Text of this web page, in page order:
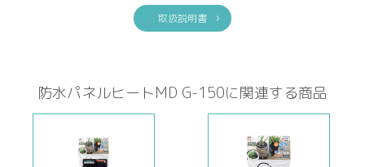
取扱説明書
防水パネルヒートMD G-150に関連する商品